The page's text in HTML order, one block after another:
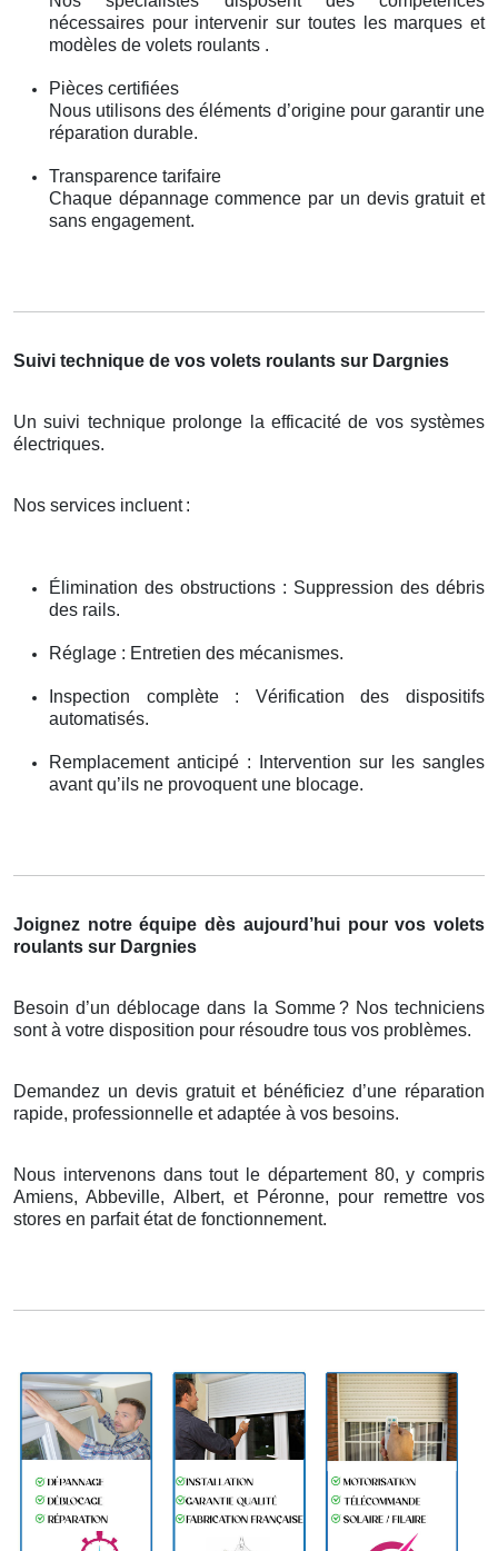
nécessaires pour intervenir sur toutes les marques et
modèles de volets roulants .
Pièces certifiées
Nous utilisons des éléments d’origine pour garantir une
réparation durable.
Transparence tarifaire
Chaque dépannage commence par un devis gratuit et
sans engagement.
Suivi technique de vos volets roulants sur Dargnies
Un suivi technique prolonge la efficacité de vos systèmes
électriques.
Nos services incluent :
Élimination des obstructions : Suppression des débris
des rails.
Réglage : Entretien des mécanismes.
Inspection complète : Vérification des dispositifs
automatisés.
Remplacement anticipé : Intervention sur les sangles
avant qu’ils ne provoquent une blocage.
Joignez notre équipe dès aujourd’hui pour vos volets
roulants sur Dargnies
Besoin d’un déblocage dans la Somme? Nos techniciens
sontà votre disposition pour résoudre tous vos probl èmes.
Demandez un devis gratuit et bénéficiez d’une réparation
rapide, professionnelle et adaptée à vos besoins.
Nous intervenons dans tout le département 80, y compris
Amiens, Abbeville, Albert, et Péronne, pour remettre vos
stores en parfait état de fonctionnement.